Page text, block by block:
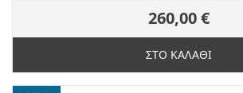
260,00 €
ΣΤΟ ΚΑΛΑΘΙ